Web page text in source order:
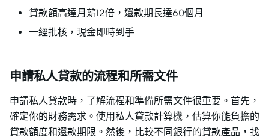
貸款額高達月薪12倍，還款期長達60個月
一經批核，現金即時到手
申請私人貸款的流程和所需文件
申請私人貸款時，了解流程和準備所需文件很重要。首先，
確定你的財務需求。使用私人貸款計算機，估算你能負擔的
貸款額度和還款期限。然後，比較不同銀行的貸款產品，找